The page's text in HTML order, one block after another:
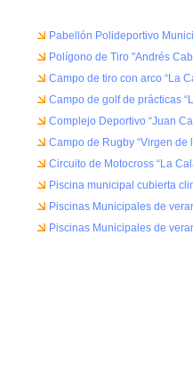
Pabellón Polideportivo
Polígono de Tiro "Andrés
Campo de tiro con arco “La
Campo de golf de prácticas
Complejo Deportivo “Juan
Campo de Rugby “Virgen de
Circuito de Motocross “La
Piscina municipal cubierta
Piscinas Municipales de
Piscinas Municipales de